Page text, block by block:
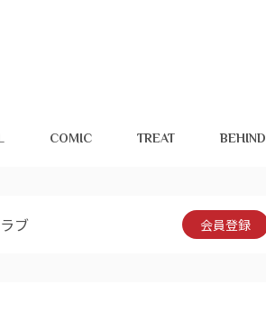
COMIC TREAT BEHIND
ブ 会員登録